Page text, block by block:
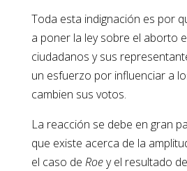
Toda esta indignación es por
a poner la ley sobre el aborto
ciudadanos y sus
un esfuerzo por influenciar a
cambien sus votos.
La reacción se debe en gran
que existe acerca de la
el caso de Roey el resultado